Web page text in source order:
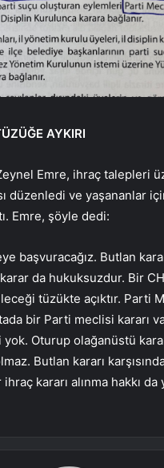
AYKIRI
Emre, ihraç talepleri
düzenledi ve yaşananlar
Emre, şöyle dedi:
başvuracağız. Butlan
da hukuksuzdur. Bir
tüzükte açıktır. Parti
bir Parti meclisi kararı
Oturup olağanüstü
Butlan kararı
kararı alınma hakkı da